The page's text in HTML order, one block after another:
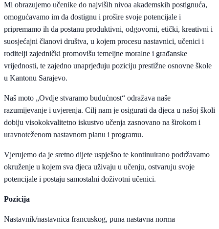
Mi obrazujemo učenike do najviših nivoa akademskih postignuća,
omogućavamo im da dostignu i prošire svoje potencijale i
pripremamo ih da postanu produktivni, odgovorni, etički, kreativni i
suosjećajni članovi društva, u kojem procesu nastavnici, učenici i
roditelji zajednički promovišu temeljne moralne i građanske
vrijednosti, te zajedno unaprjeđuju poziciju prestižne osnovne škole
u Kantonu Sarajevo.
Naš moto „Ovdje stvaramo budućnost“ odražava naše
razumijevanje i uvjerenja. Cilj nam je osigurati da djeca u našoj školi
dobiju visokokvalitetno iskustvo učenja zasnovano na širokom i
uravnoteženom nastavnom planu i programu.
Vjerujemo da je sretno dijete uspješno te kontinuirano podržavamo
okruženje u kojem sva djeca uživaju u učenju, ostvaruju svoje
potencijale i postaju samostalni doživotni učenici.
Pozicija
Nastavnik/nastavnica francuskog, puna nastavna norma